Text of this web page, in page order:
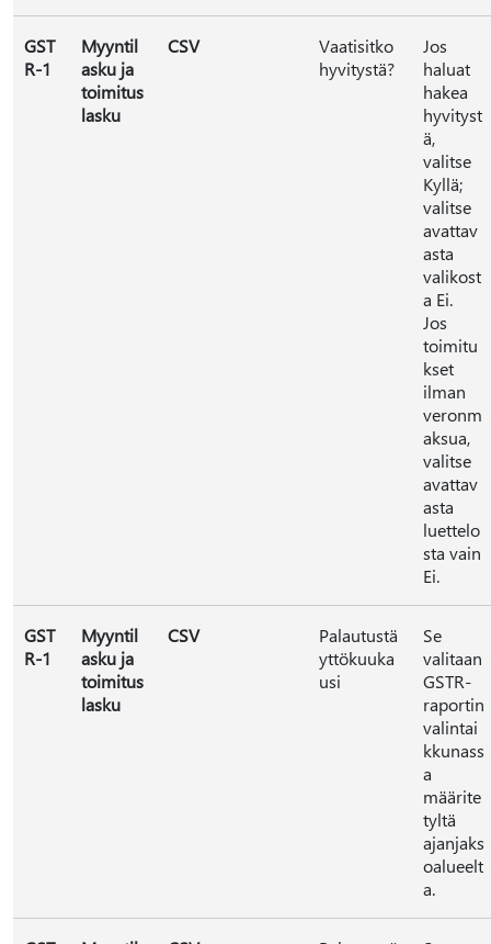
GST
R-1
Myyntil
asku ja
toimitus
lasku
CSV
Vaatisitko
hyvitystä?
Jos
haluat
hakea
hyvityst
ä,
valitse
Kyllä;
valitse
avattav
asta
valikost
a Ei.
Jos
toimitu
kset
ilman
veronm
aksua,
valitse
avattav
asta
luettelo
sta vain
Ei.
GST
R-1
Myyntil
asku ja
toimitus
lasku
CSV
Palautustä
yttökuuka
usi
Se
valitaan
GSTR-
raportin
valintai
kkunass
a
määrite
tyltä
ajanjaks
oalueelt
a.